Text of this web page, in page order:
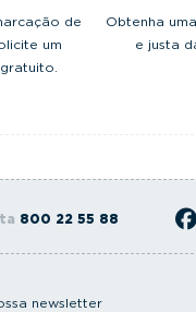
de
um
Obtenha
e justa
800 22 55 88
newsletter